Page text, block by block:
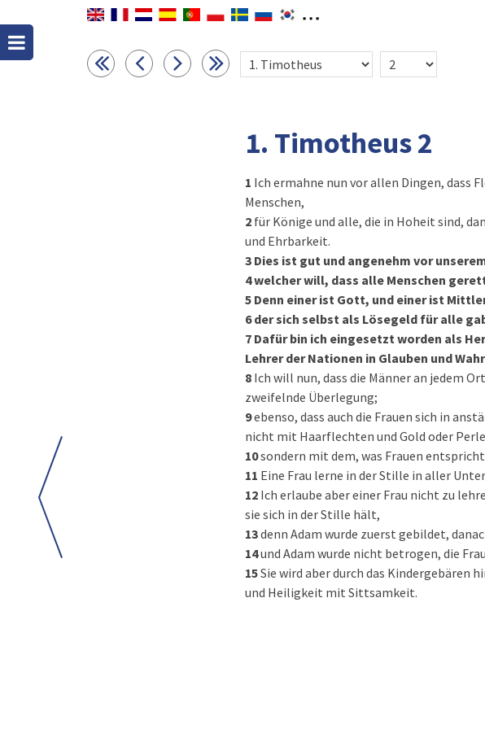
1. Timotheus 2
1 Ich ermahne nun vor allen Dingen, dass
Menschen,
2 für Könige und alle, die in Hoheit sind,
und Ehrbarkeit.
3 Dies ist gut und angenehm vor
4welcher will, dass alle Menschen
5 Denn einer ist Gott, und einer ist
6der sich selbst als Lösegeld für alle
7 Dafür bin ich eingesetzt worden als
Lehrer der Nationen in Glauben und
8 Ich will nun, dass die Männer an jedem
zweifelnde Überlegung;
9ebenso, dass auch die Frauen sich in
nicht mit Haarflechten und Gold oder
10sondern mit dem, was Frauen
11 Eine Frau lerne in der Stille in aller
12 Ich erlaube aber einer Frau nicht zu
sie sich in der Stille hält,
13denn Adam wurde zuerst gebildet,
14und Adam wurde nicht betrogen, die
15Sie wird aber durch das Kindergebären
und Heiligkeit mit Sittsamkeit.